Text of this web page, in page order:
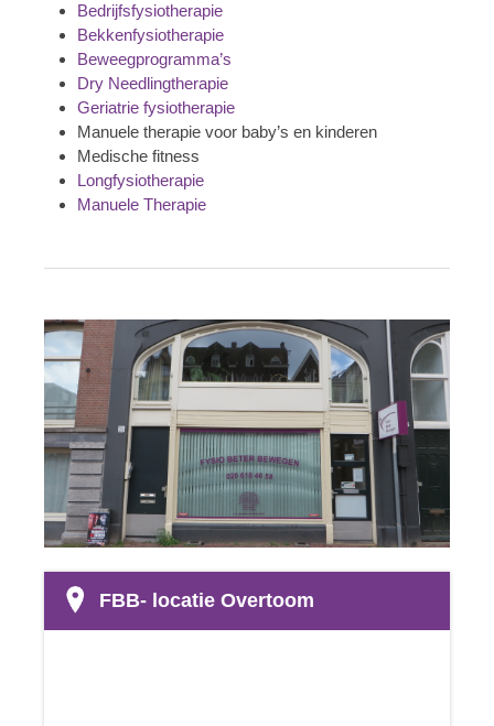
Bedrijfsfysiotherapie
Bekkenfysiotherapie
Beweegprogramma’s
Dry Needlingtherapie
Geriatrie fysiotherapie
Manuele therapie voor baby’s en kinderen
Medische fitness
Longfysiotherapie
Manuele Therapie
FBB- locatie Overtoom